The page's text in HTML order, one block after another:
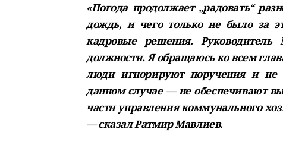
«Погода продолжает „радовать“
дождь, и чего только не было за
кадровые решения. Руководитель
должности. Я обращаюсь ко всем
люди игнорируют поручения и не
данном случае — не обеспечивают
части управления коммунального
— сказал Ратмир Мавлиев.